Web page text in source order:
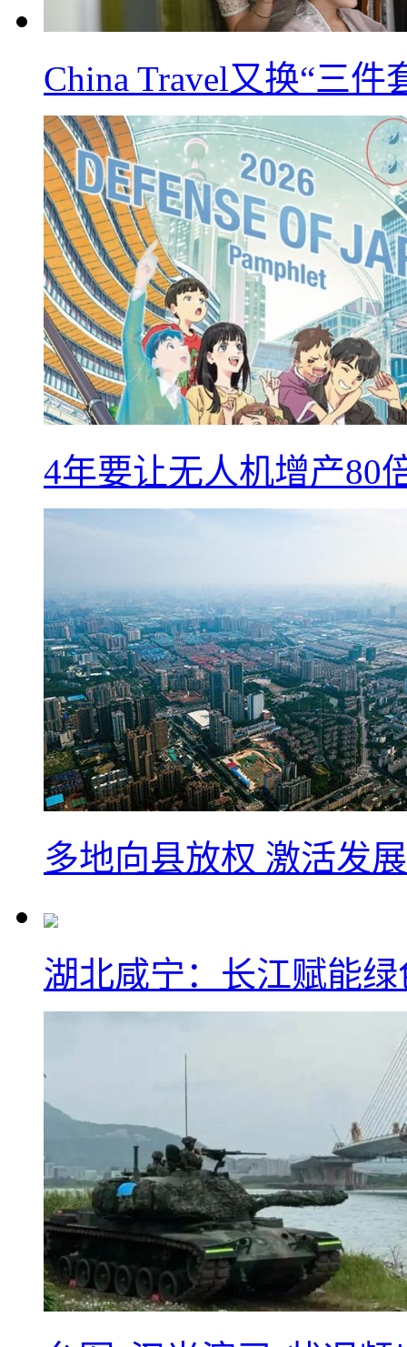
China Travel又换“三
4年要让无人机增产80
多地向县放权 激活发
湖北咸宁：长江赋能